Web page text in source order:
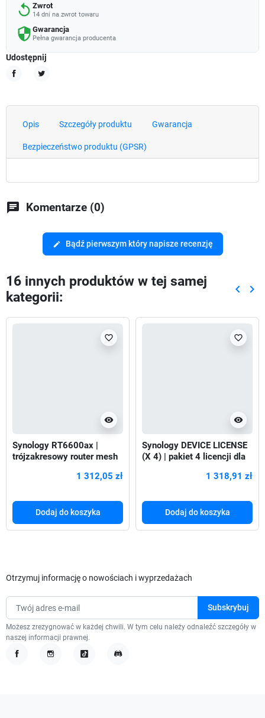
replay Zwrot
14 dni na zwrot towaru
security Gwarancja
Pełna gwarancja producenta
Udostępnij
Opis Szczegóły produktu Gwarancja
Bezpieczeństwo produktu (GPSR)
chat Komentarze (0)
edit Bądź pierwszym który napisze recenzję
16 innych produktów w tej samej
kategorii:
keyboard_arrow_left keyboard_arrow_right
visibility
favorite_border
Synology RT6600ax |
trójzakresowy router mesh
Dual WAN, 4x4 MIMO,1 312,05 zł
Dodaj do koszyka
visibility
favorite_border
Synology DEVICE LICENSE
(X 4) | pakiet 4 licencji dla
1 318,91 zł
Dodaj do koszyka
Otrzymuj informację o nowościach i wyprzedażach
Możesz zrezygnować w każdej chwili. W tym celu należy odnaleźć szczegóły w
naszej informacji prawnej.